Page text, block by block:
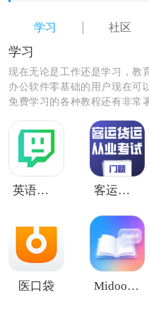
《丁香园疫苗服务》软件
学习 社区
学习
现在无论是工作还是学习，教
办公软件零基础的用户现在可
免费学习的各种教程还有非常
英语小书桌 客运货运从业考试门题
医口袋 Midoo学英语